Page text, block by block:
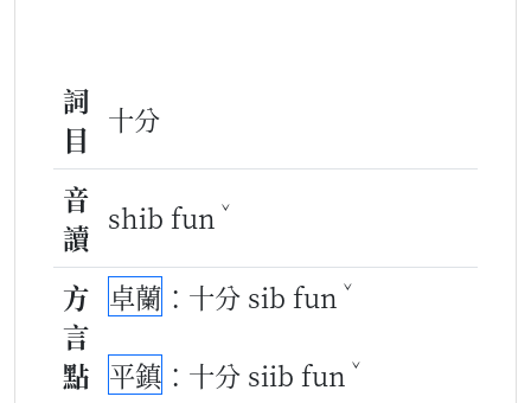
詞
目
十分
音
讀
shib fun ˇ
方
言
點
卓蘭 ：十分 sib fun ˇ
平鎮 ：十分 siib fun ˇ